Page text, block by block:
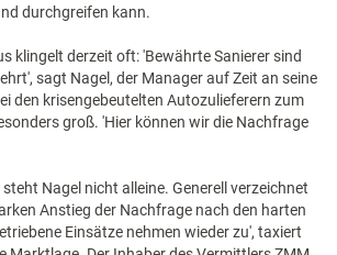
durchgreifen kann.
klingelt derzeit oft: 'Bewährte Sanierer sind
sagt Nagel, der Manager auf Zeit an seine
den krisengebeutelten Autozulieferern zum
groß. 'Hier können wir die Nachfrage
Nagel nicht alleine. Generell verzeichnet
Anstieg der Nachfrage nach den harten
Einsätze nehmen wieder zu', taxiert